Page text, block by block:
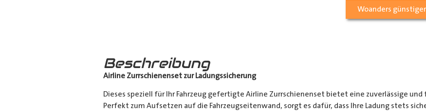
Woanders
Beschreibung
Airline Zurrschienenset zur Ladungssicherung
Dieses speziell für Ihr Fahrzeug gefertigte Airline Zurrschienenset bietet eine zuverlässige und
Perfekt zum Aufsetzen auf die Fahrzeugseitenwand, sorgt es dafür, dass Ihre Ladung stets